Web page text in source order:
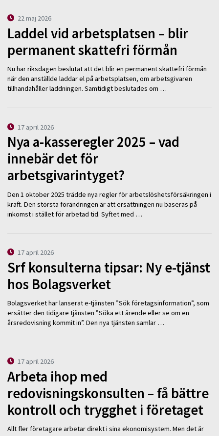
22 maj 2026
Laddel vid arbetsplatsen – blir
permanent skattefri förmån
Nu har riksdagen beslutat att det blir en permanent skattefri förmån
när den anställde laddar el på arbetsplatsen, om arbetsgivaren
tillhandahåller laddningen. Samtidigt beslutades om …
17 april 2026
Nya a-kasseregler 2025 – vad
innebär det för
arbetsgivarintyget?
Den 1 oktober 2025 trädde nya regler för arbetslöshetsförsäkringen i
kraft. Den största förändringen är att ersättningen nu baseras på
inkomst i stället för arbetad tid. Syftet med …
17 april 2026
Srf konsulterna tipsar: Ny e-tjänst
hos Bolagsverket
Bolagsverket har lanserat e-tjänsten ”Sök företagsinformation”, som
ersätter den tidigare tjänsten ”Söka ett ärende eller se om en
årsredovisning kommit in”. Den nya tjänsten samlar …
17 april 2026
Arbeta ihop med
redovisningskonsulten – få bättre
kontroll och trygghet i företaget
Allt fler företagare arbetar direkt i sina ekonomisystem. Men det är